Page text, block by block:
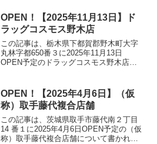
OPEN！【2025年11月13日】ド
ラッグコスモス野木店
この記事は、栃木県下都賀郡野木町大字
丸林字都650番３に2025年11月13日
OPEN予定のドラッグコスモス野木店に
OPEN！【2025年4月6日】（仮
称）取手藤代複合店舗
この記事は、茨城県取手市藤代南２丁目
14 番１に2025年4月6日OPEN予定の（仮
称）取手藤代複合店舗について書かれて